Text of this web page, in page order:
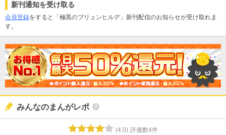
新刊通知を受け取る
会員登録をすると「極黒のブリュンヒルデ」新刊配信のお知らせが受け取れま
す。
みんなのまんがレポ
(4.0) 評価数4件